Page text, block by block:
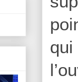
qui